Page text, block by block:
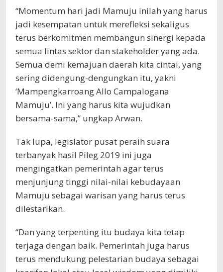
“Momentum hari jadi Mamuju inilah yang harus
jadi kesempatan untuk merefleksi sekaligus
terus berkomitmen membangun sinergi kepada
semua lintas sektor dan stakeholder yang ada.
Semua demi kemajuan daerah kita cintai, yang
sering didengung-dengungkan itu, yakni
‘Mampengkarroang Allo Campalogana
Mamuju’. Ini yang harus kita wujudkan
bersama-sama,” ungkap Arwan.
Tak lupa, legislator pusat peraih suara
terbanyak hasil Pileg 2019 ini juga
mengingatkan pemerintah agar terus
menjunjung tinggi nilai-nilai kebudayaan
Mamuju sebagai warisan yang harus terus
dilestarikan.
“Dan yang terpenting itu budaya kita tetap
terjaga dengan baik. Pemerintah juga harus
terus mendukung pelestarian budaya sebagai